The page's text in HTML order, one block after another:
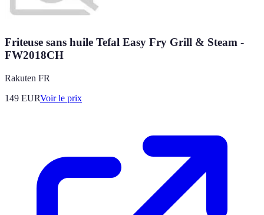
Friteuse sans huile Tefal Easy Fry Grill & Steam -
FW2018CH
Rakuten FR
149 EURVoir le prix